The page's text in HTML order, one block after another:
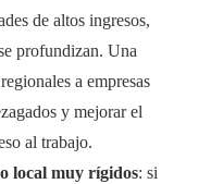
de altos ingresos,
profundizan. Una
a empresas
y mejorar el
al trabajo.
local muy rígidos: si